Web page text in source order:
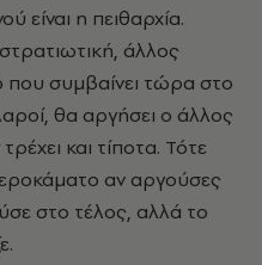
είναι η πειθαρχία.
άλλος
που συµβαίνει τώρα στο
θα αργήσει ο άλλος
και τίποτα. Τότε
αν αργούσες
στο τέλος, αλλά το